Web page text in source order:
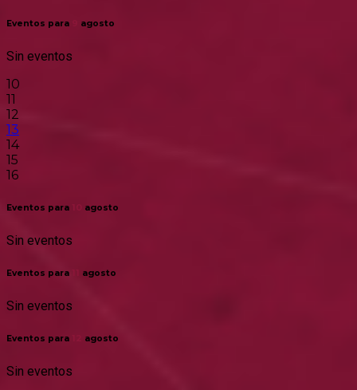
Eventos para agosto
Sin eventos
10
11
12
13
14
15
16
Eventos para agosto
Sin eventos
Eventos para agosto
Sin eventos
Eventos para agosto
Sin eventos